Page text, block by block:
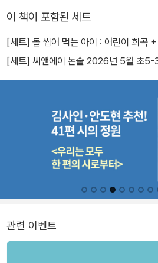
이 책이 포함된 세트
[세트] 돌 씹어 먹는 아이 : 어린이 희곡
[세트] 씨앤에이 논술 2026년 5월 초5-
관련 이벤트